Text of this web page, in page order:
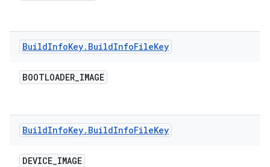
BuildInfoKey. BuildInfoFileKey
BOOTLOADER_IMAGE
BuildInfoKey. BuildInfoFileKey
DEVICE_IMAGE